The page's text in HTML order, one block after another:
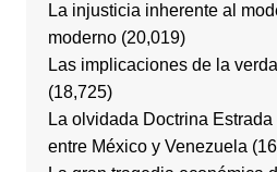
La injusticia inherente al
moderno (20,019)
Las implicaciones de la
(18,725)
La olvidada Doctrina
entre México y Venezuela